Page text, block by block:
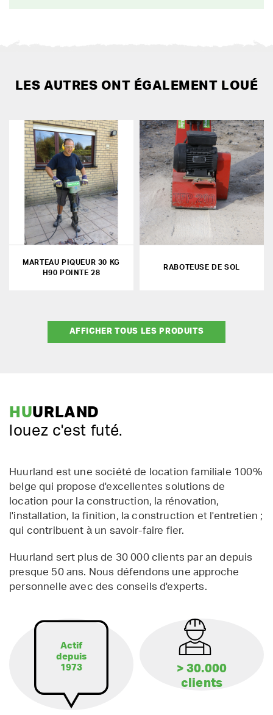
LES AUTRES ONT ÉGALEMENT LOUÉ
MARTEAU PIQUEUR 30 KG
H90 POINTE 28
RABOTEUSE DE SOL
AFFICHER TOUS LES PRODUITS
HUURLAND
louez c'est futé.
Huurland est une société de location familiale 100%
belge qui propose d'excellentes solutions de
location pour la construction, la rénovation,
l'installation, la finition, la construction et l'entretien ;
qui contribuent à un savoir-faire fier.
Huurland sert plus de 30 000 clients par an depuis
presque 50 ans. Nous défendons une approche
personnelle avec des conseils d'experts.
Actif
depuis
1973
> 30.000
clients